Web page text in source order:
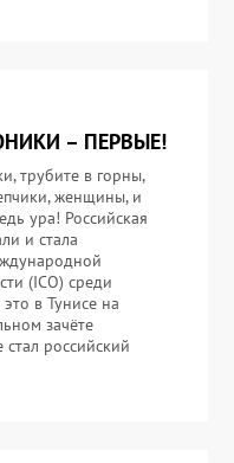
– ПЕРВЫЕ!
трубите в горны,
женщины, и
ура! Российская
и стала
(ICO) среди
в Тунисе на
зачёте
российский